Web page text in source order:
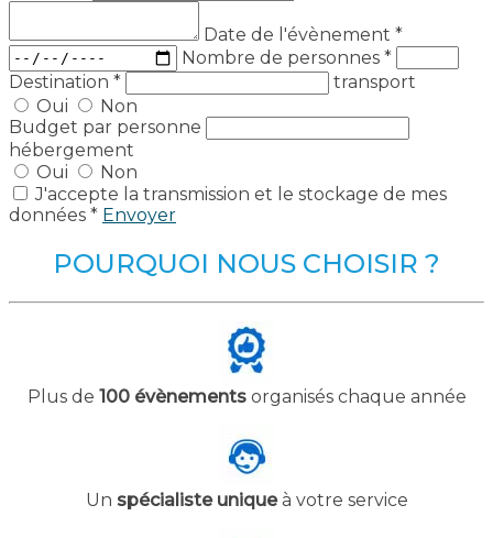
Date de l'évènement *
Nombre de personnes *
Destination *
transport
Oui
Non
Budget par personne
hébergement
Oui
Non
J'accepte la transmission et le stockage de mes
données * Envoyer
POURQUOI NOUS CHOISIR ?
Plus de 100 évènementsorganisés chaque année
Un spécialiste uniqueà votre service